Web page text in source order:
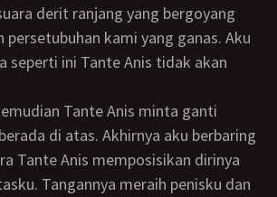
derit ranjang yang bergoyang
persetubuhan kami yang ganas. Aku
seperti ini Tante Anis tidak akan
di atas. Akhirnya aku berbaring
Tante Anis memposisikan dirinya
Tangannya meraih penisku dan